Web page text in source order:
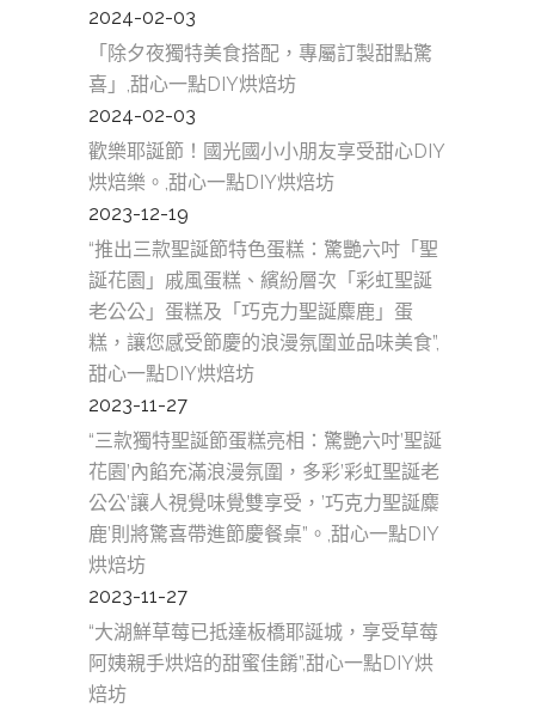
2024-02-03
「除夕夜獨特美食搭配，專屬訂製甜點驚
喜」,甜心一點DIY烘焙坊
2024-02-03
歡樂耶誕節！國光國小小朋友享受甜心DIY
烘焙樂。,甜心一點DIY烘焙坊
2023-12-19
“推出三款聖誕節特色蛋糕：驚艷六吋「聖
誕花園」戚風蛋糕、繽紛層次「彩虹聖誕
老公公」蛋糕及「巧克力聖誕麋鹿」蛋
糕，讓您感受節慶的浪漫氛圍並品味美食”,
甜心一點DIY烘焙坊
2023-11-27
“三款獨特聖誕節蛋糕亮相：驚艷六吋’聖誕
花園’內餡充滿浪漫氛圍，多彩’彩虹聖誕老
公公’讓人視覺味覺雙享受，’巧克力聖誕麋
鹿’則將驚喜帶進節慶餐桌”。,甜心一點DIY
烘焙坊
2023-11-27
“大湖鮮草莓已抵達板橋耶誕城，享受草莓
阿姨親手烘焙的甜蜜佳餚”,甜心一點DIY烘
焙坊